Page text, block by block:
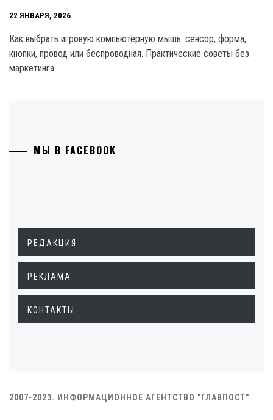
22 ЯНВАРЯ, 2026
Как выбрать игровую компьютерную мышь: сенсор, форма,
кнопки, провод или беспроводная. Практические советы без
маркетинга.
МЫ В FACEBOOK
РЕДАКЦИЯ
РЕКЛАМА
КОНТАКТЫ
2007-2023. ИНФОРМАЦИОННОЕ АГЕНТСТВО "ГЛАВПОСТ"